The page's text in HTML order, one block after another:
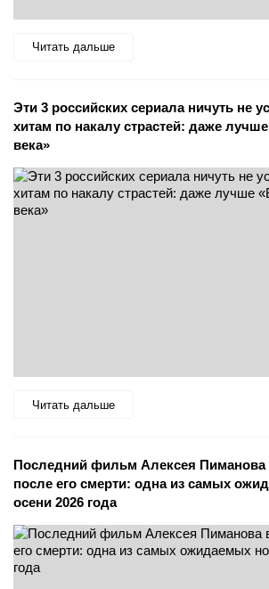
Читать дальше
Эти 3 российских сериала ничуть не
хитам по накалу страстей: даже
века»
Читать дальше
Последний фильм Алексея Пиманова
после его смерти: одна из самых
осени 2026 года